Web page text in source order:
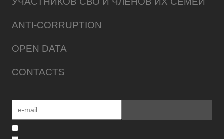
ANTI-CORRUPTION
OPEN DATA
CONTACTS